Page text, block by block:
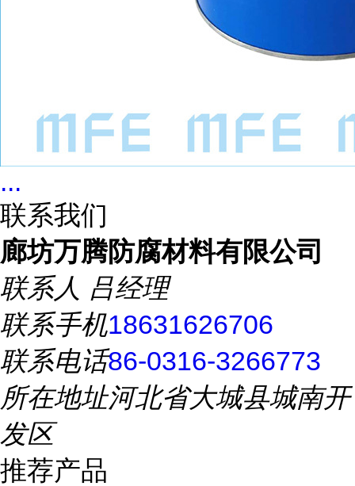
...
联系我们
廊坊万腾防腐材料有限公司
联系人 吕经理
联系手机18631626706
联系电话86-0316-3266773
所在地址河北省大城县城南开
发区
推荐产品